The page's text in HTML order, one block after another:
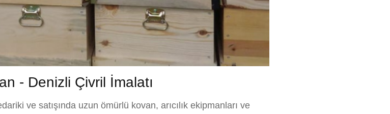
- Denizli Çivril İmalatı
ve satışında uzun ömürlü kovan, arıcılık ekipmanları ve